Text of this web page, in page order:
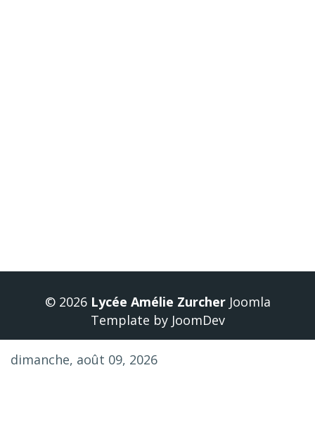
© 2026 Lycée Amélie ZurcherJoomla
Template by JoomDev
dimanche, août 09, 2026